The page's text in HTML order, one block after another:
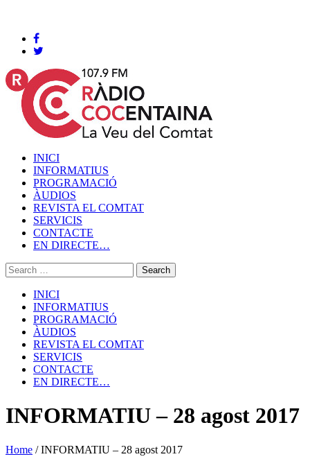
INICI
INFORMATIUS
PROGRAMACIÓ
ÀUDIOS
REVISTA EL COMTAT
SERVICIS
CONTACTE
EN DIRECTE…
INICI
INFORMATIUS
PROGRAMACIÓ
ÀUDIOS
REVISTA EL COMTAT
SERVICIS
CONTACTE
EN DIRECTE…
INFORMATIU – 28 agost 2017
Home /INFORMATIU – 28 agost 2017